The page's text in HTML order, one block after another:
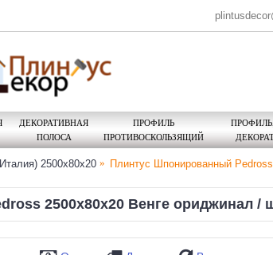
ДЕКОРАТИВНАЯ
ПОЛОСА
ПРОФИЛЬ
ПРОТИВОСКОЛЬЗЯЩИЙ
2500х80х20 Плинтус Шпонированный
2500х80х20 Венге ориджинал /